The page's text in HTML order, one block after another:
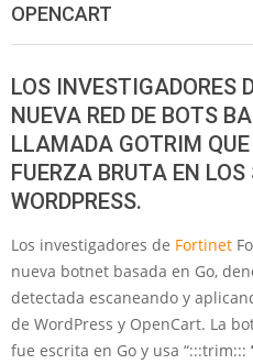
OPENCART
LOS INVESTIGADORES
NUEVA RED DE BOTS
LLAMADA GOTRIM
FUERZA BRUTA EN LOS
WORDPRESS.
Los investigadores de Fortinet
nueva botnet basada en Go,
detectada escaneando y
de WordPress y OpenCart. La
fue escrita en Go y usa “:::trim:::